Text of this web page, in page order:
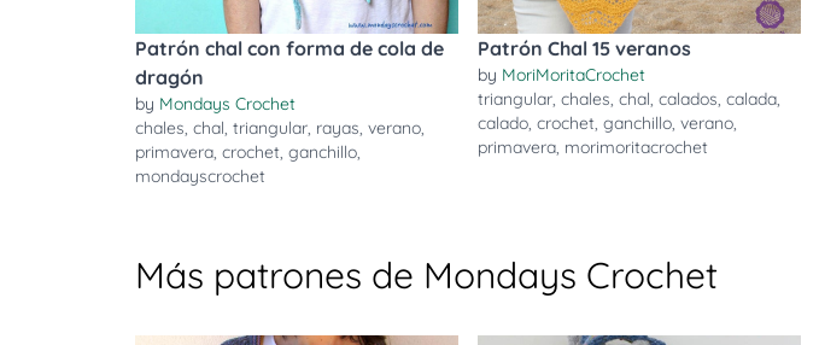
Patrón chal con forma de cola de
dragón
by Mondays Crochet
chales, chal, triangular, rayas, verano,
primavera, crochet, ganchillo,
mondayscrochet
Patrón Chal 15 veranos
by MoriMoritaCrochet
triangular, chales, chal, calados, calada,
calado, crochet, ganchillo, verano,
primavera, morimoritacrochet
Más patrones de Mondays Crochet